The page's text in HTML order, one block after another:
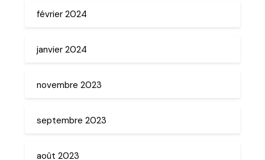
février 2024
janvier 2024
novembre 2023
septembre 2023
août 2023